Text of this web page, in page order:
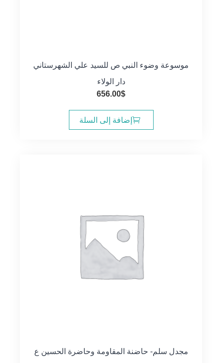
موسوعة وضوء النبي ص للسيد علي الشهرستاني
دار الولاء
656.00$
إضافة إلى السلة
مجدل سلم- حاضنة المقاومة وحاضرة الحسين ع